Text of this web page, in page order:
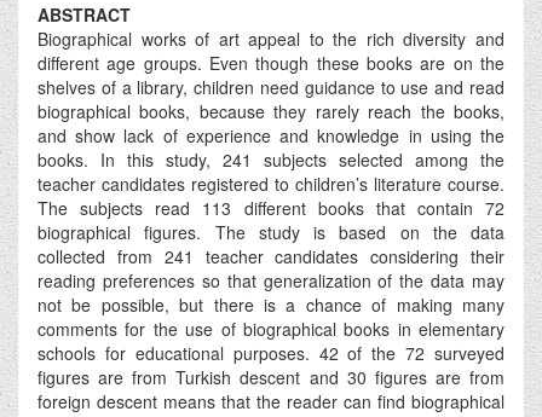
ABSTRACT
Biographical works of art appeal to the rich diversity and
different age groups. Even though these books are on the
shelves of a library, children need guidance to use and read
biographical books, because they rarely reach the books,
and show lack of experience and knowledge in using the
books. In this study, 241 subjects selected among the
teacher candidates registered to children’s literature course.
The subjects read 113 different books that contain 72
biographical figures. The study is based on the data
collected from 241 teacher candidates considering their
reading preferences so that generalization of the data may
not be possible, but there is a chance of making many
comments for the use of biographical books in elementary
schools for educational purposes. 42 of the 72 surveyed
figures are from Turkish descent and 30 figures are from
foreign descent means that the reader can find biographical